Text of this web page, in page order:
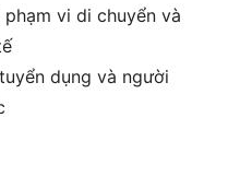
vi di chuyển và
dụng và người